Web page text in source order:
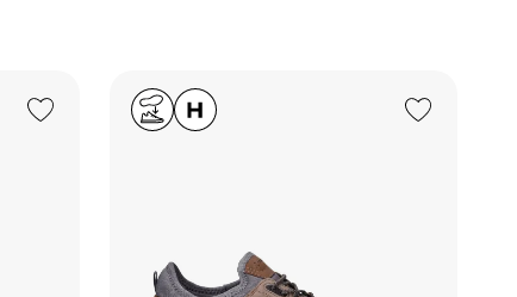
Add to Wishlist Add to Wishlist